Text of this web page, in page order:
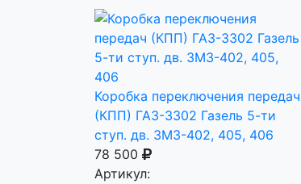
Коробка переключения передач
(КПП) ГАЗ-3302 Газель 5-ти
ступ. дв. ЗМЗ-402, 405, 406
78 500
Артикул: